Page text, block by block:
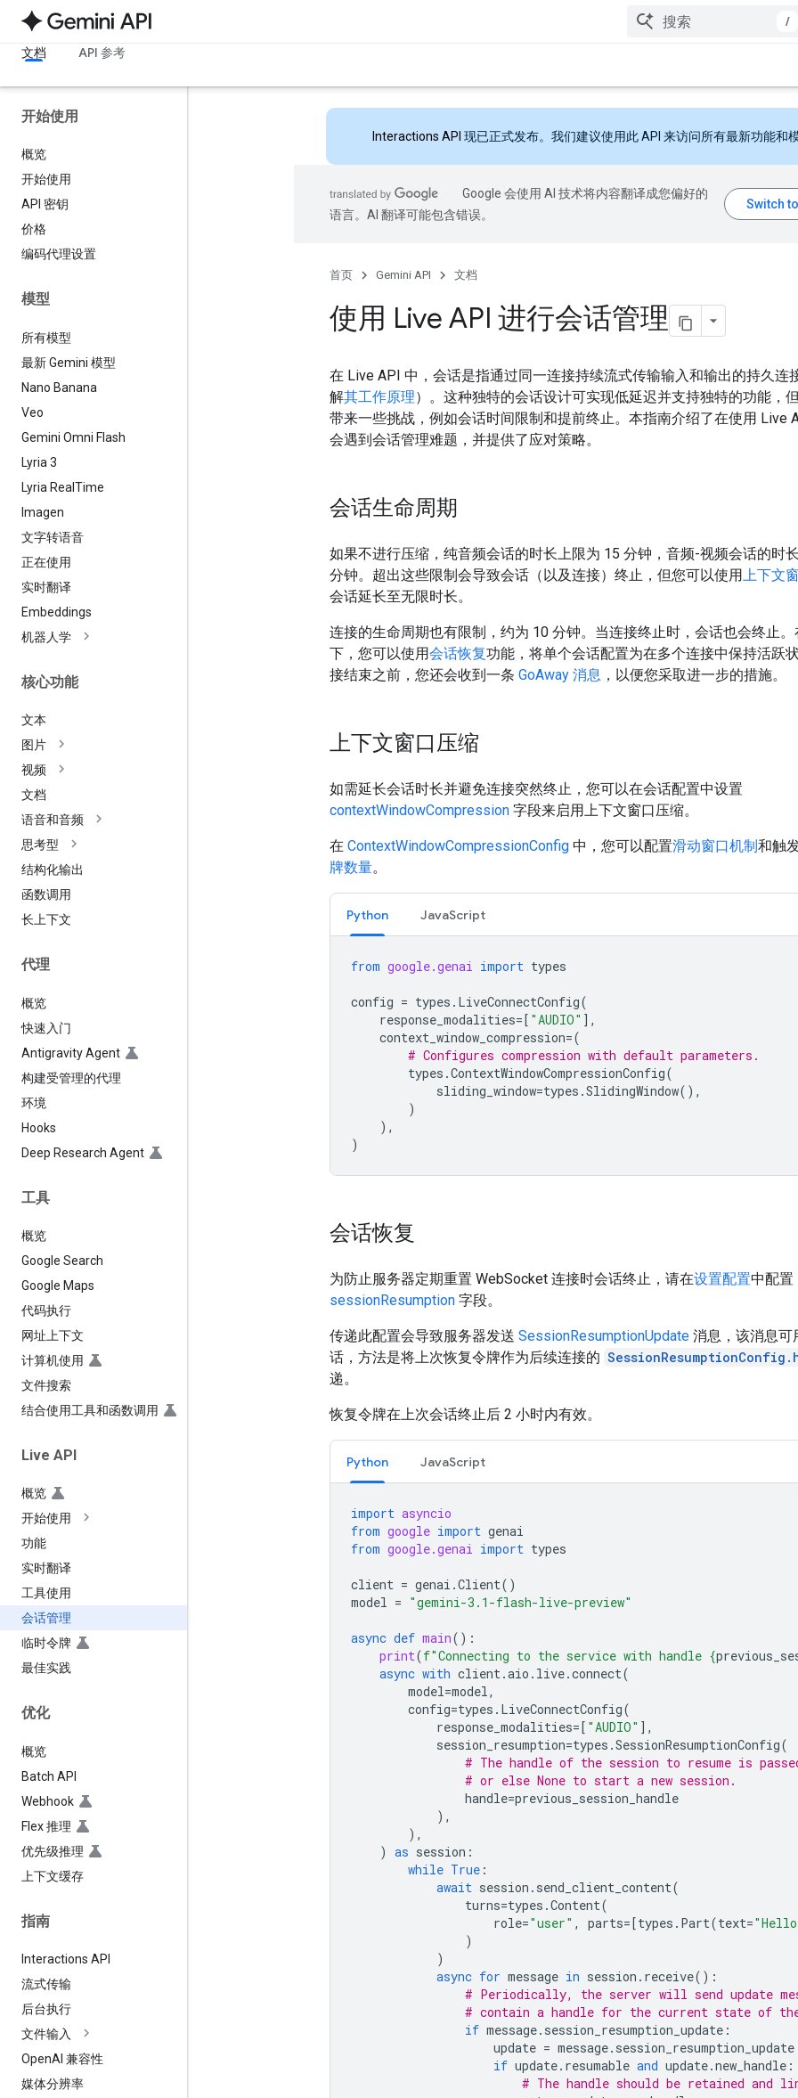
/
文档 API 参考
开始使用
概览
开始使用
API 密钥
价格
编码代理设置
模型
所有模型
最新 Gemini 模型
Nano Banana
Veo
Gemini Omni Flash
Lyria 3
Lyria Real Time
Imagen
文字转语音
正在使用
实时翻译
Embeddings
机器人学
核心功能
文本
图片
视频
文档
语音和音频
思考型
结构化输出
函数调用
长上下文
代理
概览
快速入门
Antigravity Agent
构建受管理的代理
环境
Hooks
Deep Research Agent
工具
概览
Google Search
Google Maps
代码执行
网址上下文
计算机使用
文件搜索
结合使用工具和函数调用
Live API
概览
开始使用
功能
实时翻译
工具使用
会话管理
临时令牌
最佳实践
优化
概览
Batch API
Webhook
Flex 推理
优先级推理
上下文缓存
指南
Interactions API
流式传输
后台执行
文件输入
OpenAI 兼容性
媒体分辨率
Interactions API 现已正式发布。我们建议使用此 API 来访问所有最新功能和模
Google 会使用 AI 技术将内容翻译成您偏好的
语言。AI 翻译可能包含错误。
首页 Gemini API 文档
使用 Live API 进行会话管理
在 Live API 中，会话是指通过同一连接持续流式传输输入和输出的持久连
解其工作原理）。这种独特的会话设计可实现低延迟并支持独特的功能，
带来一些挑战，例如会话时间限制和提前终止。本指南介绍了在使用 Live
会遇到会话管理难题，并提供了应对策略。
会话生命周期
如果不进行压缩，纯音频会话的时长上限为 15 分钟，音频-视频会话的时
分钟。超出这些限制会导致会话（以及连接）终止，但您可以使用上下文
会话延长至无限时长。
连接的生命周期也有限制，约为 10 分钟。当连接终止时，会话也会终止
下，您可以使用会话恢复功能，将单个会话配置为在多个连接中保持活跃
接结束之前，您还会收到一条 GoAway 消息 ，以便您采取进一步的措施。
上下文窗口压缩
如需延长会话时长并避免连接突然终止，您可以在会话配置中设置
contextWindowCompression 字段来启用上下文窗口压缩。
在 ContextWindowCompressionConfig 中，您可以配置滑动窗口机制和触
牌数量。
Python JavaScript
from google.genai import types
config = types . LiveConnectConfig(
response_modalities=[ "AUDIO" ],
context_window_compression=(
# Configures compression with default parameters.
types .ContextWindowCompressionConfig(
sliding_window=types .SlidingWindow(),
)
),
)
会话恢复
为防止服务器定期重置 WebSocket 连接时会话终止，请在设置配置中配置
sessionResumption 字段。
传递此配置会导致服务器发送 SessionResumptionUpdate 消息，该消息可
话，方法是将上次恢复令牌作为后续连接的
递。
恢复令牌在上次会话终止后 2 小时内有效。
Python JavaScript
import asyncio
from google import genai
from google.genai import types
client = genai .Client()
model = "gemini-3.1-flash-live-preview"
async def main():
print(f"Connecting to the service with handle {
async with client.aio . live.connect(
model=model,
config=types . LiveConnectConfig(
response_modalities=[ "AUDIO" ],
session_resumption=types .SessionResumptionConfig(
# The handle of the session to resume is
# or else None to start a new session.
handle=previous_session_handle
),
),
) as session :
while True :
await session . send_client_content(
turns=types .Content(
role="user" , parts=[types . Part(text=
)
)
async for message in session . receive():
# Periodically, the server will send update
# contain a handle for the current state of
if message. session_resumption_update :
update = message. session_resumption_update
if update. resumable and update.new_handle :
# The handle should be retained and